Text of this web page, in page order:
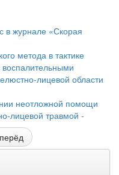
в журнале «Скорая
метода в тактике
лицевой области
неотложной помощи
лицевой травмой -